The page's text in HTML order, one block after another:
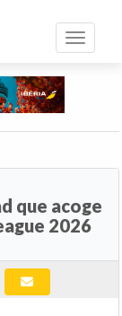
Toggle
que acoge
2026